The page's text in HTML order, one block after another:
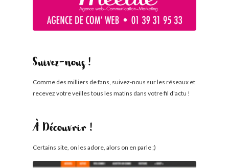
Suivez-nous !
Comme des milliers de fans, suivez-nous sur les réseaux et
recevez votre veilles tous les matins dans votre fil d'actu !
À Découvrir !
Certains site, on les adore, alors on en parle ;)